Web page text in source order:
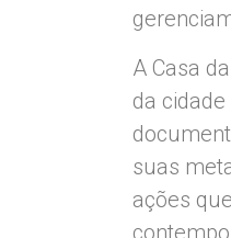
A Casa
da
suas
ações